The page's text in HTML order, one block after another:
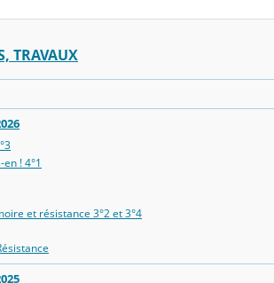
TRAVAUX
! 4°1
et résistance 3°2 et 3°4